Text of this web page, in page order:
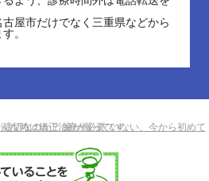
屋市だけでなく三重県などから
。